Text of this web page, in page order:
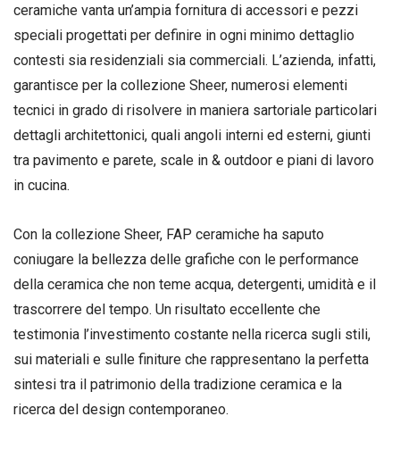
ceramiche vanta un’ampia fornitura di accessori e pezzi
speciali progettati per definire in ogni minimo dettaglio
contesti sia residenziali sia commerciali. L’azienda, infatti,
garantisce per la collezione Sheer, numerosi elementi
tecnici in grado di risolvere in maniera sartoriale particolari
dettagli architettonici, quali angoli interni ed esterni, giunti
tra pavimento e parete, scale in & outdoor e piani di lavoro
in cucina.
Con la collezione Sheer, FAP ceramiche ha saputo
coniugare la bellezza delle grafiche con le performance
della ceramica che non teme acqua, detergenti, umidità e il
trascorrere del tempo. Un risultato eccellente che
testimonia l’investimento costante nella ricerca sugli stili,
sui materiali e sulle finiture che rappresentano la perfetta
sintesi tra il patrimonio della tradizione ceramica e la
ricerca del design contemporaneo.